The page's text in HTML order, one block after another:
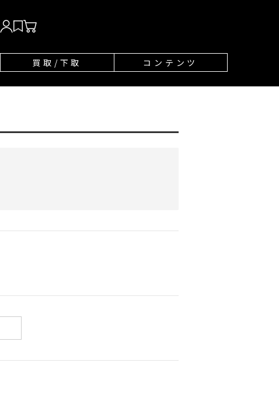
買取/下取 コンテンツ